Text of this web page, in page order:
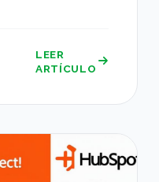
LEER
ARTÍCULO
Crear Contenido